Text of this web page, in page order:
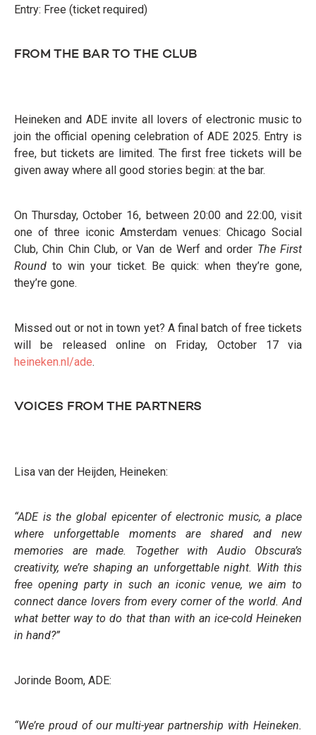
Entry: Free (ticket required)
FROM THE BAR TO THE CLUB
Heineken and ADE invite all lovers of electronic music to
join the official opening celebration of ADE 2025. Entry is
free, but tickets are limited. The first free tickets will be
given away where all good stories begin: at the bar.
On Thursday, October 16, between 20:00 and 22:00, visit
one of three iconic Amsterdam venues: Chicago Social
Club, Chin Chin Club, or Van de Werf and order The First
Round to win your ticket. Be quick: when they’re gone,
they’re gone.
Missed out or not in town yet? A final batch of free tickets
will be released online on Friday, October 17 via
heineken.nl/ade.
VOICES FROM THE PARTNERS
Lisa van der Heijden, Heineken:
“ADE is the global epicenter of electronic music, a place
where unforgettable moments are shared and new
memories are made. Together with Audio Obscura’s
creativity, we’re shaping an unforgettable night. With this
free opening party in such an iconic venue, we aim to
connect dance lovers from every corner of the world. And
what better way to do that than with an ice-cold Heineken
in hand?”
Jorinde Boom, ADE:
“We’re proud of our multi-year partnership with Heineken.